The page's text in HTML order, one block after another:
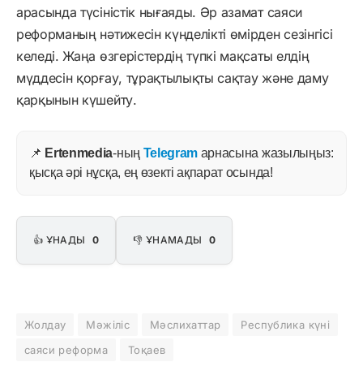
арасында түсіністік нығаяды. Әр азамат саяси
реформаның нәтижесін күнделікті өмірден сезінгісі
келеді. Жаңа өзгерістердің түпкі мақсаты елдің
мүддесін қорғау, тұрақтылықты сақтау және даму
қарқынын күшейту.
📌 Ertenmedia-ның Telegram арнасына жазылыңыз:
қысқа әрі нұсқа, ең өзекті ақпарат осында!
👍 ҰНАДЫ 0 👎 ҰНАМАДЫ 0
Жолдау Мәжіліс Мәслихаттар
Республика күні
саяси реформа
Тоқаев